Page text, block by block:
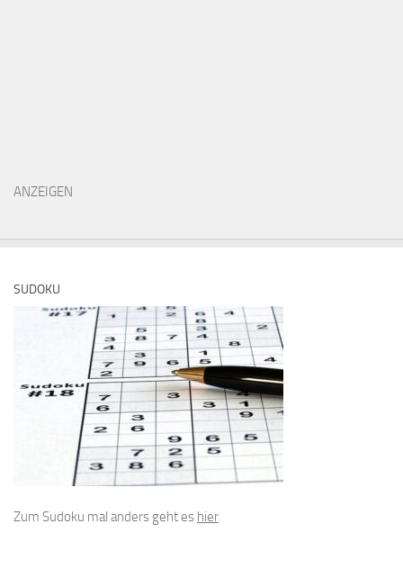
ANZEIGEN
SUDOKU
Zum Sudoku mal anders geht es hier